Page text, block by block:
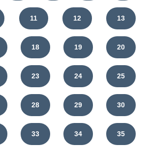
11 12 13
18 19 20
23 24 25
28 29 30
33 34 35